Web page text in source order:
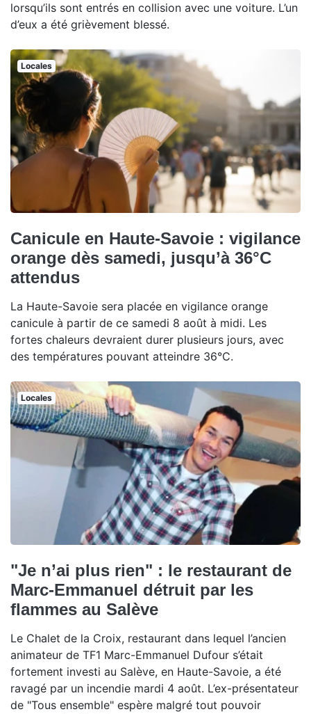
lorsqu’ils sont entrés en collision avec une voiture. L’un
d’eux a été grièvement blessé.
Locales
Canicule en Haute-Savoie : vigilance
orange dès samedi, jusqu’à 36°C
attendus
La Haute-Savoie sera placée en vigilance orange
canicule à partir de ce samedi 8 août à midi. Les
fortes chaleurs devraient durer plusieurs jours, avec
des températures pouvant atteindre 36°C.
Locales
"Je n’ai plus rien" : le restaurant de
Marc-Emmanuel détruit par les
flammes au Salève
Le Chalet de la Croix, restaurant dans lequel l’ancien
animateur de TF1 Marc-Emmanuel Dufour s’était
fortement investi au Salève, en Haute-Savoie, a été
ravagé par un incendie mardi 4 août. L’ex-présentateur
de "Tous ensemble" espère malgré tout pouvoir